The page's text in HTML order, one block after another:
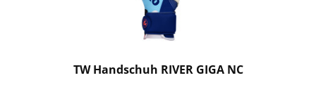
TW Handschuh RIVER GIGA NC